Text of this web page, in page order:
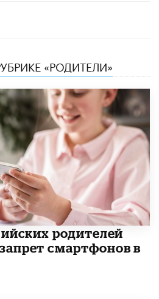
«РОДИТЕЛИ»
родителей
смартфонов в